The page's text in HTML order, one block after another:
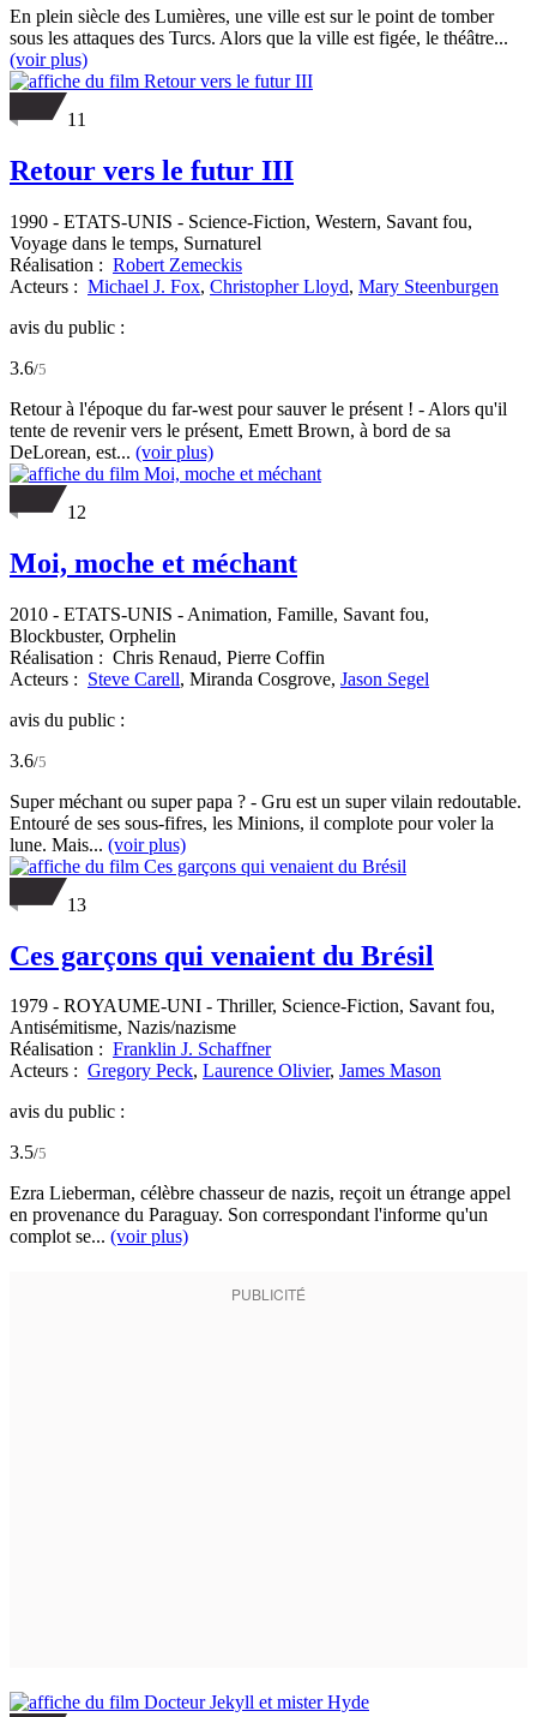
En plein siècle des Lumières, une ville est sur le point de tomber
sous les attaques des Turcs. Alors que la ville est figée, le théâtre...
(voir plus)
11
Retour vers le futur III
1990 - ETATS-UNIS - Science-Fiction, Western, Savant fou,
Voyage dans le temps, Surnaturel
Réalisation : Robert Zemeckis
Acteurs : Michael J. Fox, Christopher Lloyd, Mary Steenburgen
avis du public :
3.6/5
Retour à l'époque du far-west pour sauver le présent ! - Alors qu'il
tente de revenir vers le présent, Emett Brown, à bord de sa
DeLorean, est... (voir plus)
12
Moi, moche et méchant
2010 - ETATS-UNIS - Animation, Famille, Savant fou,
Blockbuster, Orphelin
Réalisation : Chris Renaud, Pierre Coffin
Acteurs : Steve Carell, Miranda Cosgrove, Jason Segel
avis du public :
3.6/5
Super méchant ou super papa ? - Gru est un super vilain redoutable.
Entouré de ses sous-fifres, les Minions, il complote pour voler la
lune. Mais... (voir plus)
13
Ces garçons qui venaient du Brésil
1979 - ROYAUME-UNI - Thriller, Science-Fiction, Savant fou,
Antisémitisme, Nazis/nazisme
Réalisation : Franklin J. Schaffner
Acteurs : Gregory Peck, Laurence Olivier, James Mason
avis du public :
3.5/5
Ezra Lieberman, célèbre chasseur de nazis, reçoit un étrange appel
en provenance du Paraguay. Son correspondant l'informe qu'un
complot se... (voir plus)